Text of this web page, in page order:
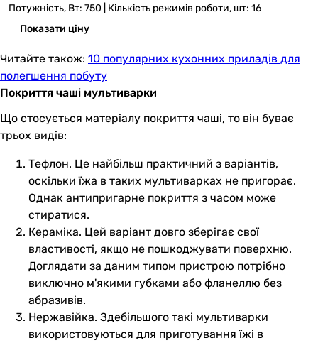
Потужність, Вт: 750 | Кількість режимів роботи, шт: 16
Показати ціну
Читайте також: 10 популярних кухонних приладів для
полегшення побуту
Покриття чаші мультиварки
Що стосується матеріалу покриття чаші, то він буває
трьох видів:
Тефлон. Це найбільш практичний з варіантів,
оскільки їжа в таких мультиварках не пригорає.
Однак антипригарне покриття з часом може
стиратися.
Кераміка. Цей варіант довго зберігає свої
властивості, якщо не пошкоджувати поверхню.
Доглядати за даним типом пристрою потрібно
виключно м'якими губками або фланеллю без
абразивів.
Нержавійка. Здебільшого такі мультиварки
використовуються для приготування їжі в